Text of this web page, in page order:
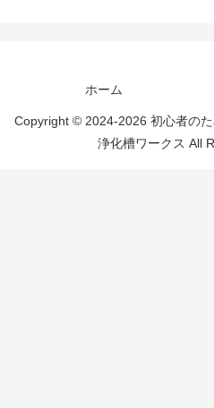
ホーム
Copyright © 2024-2026 初心者の
浄化槽ワークス All